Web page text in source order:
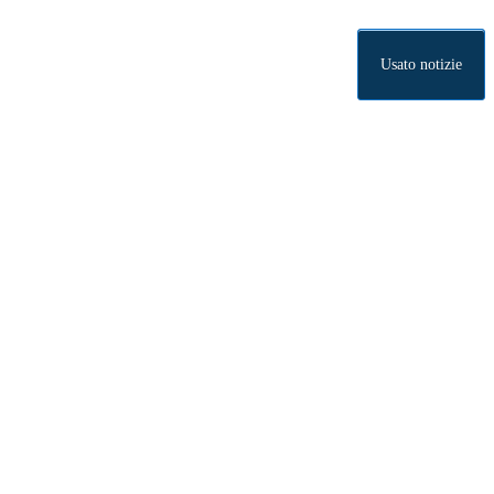
Usato notizie